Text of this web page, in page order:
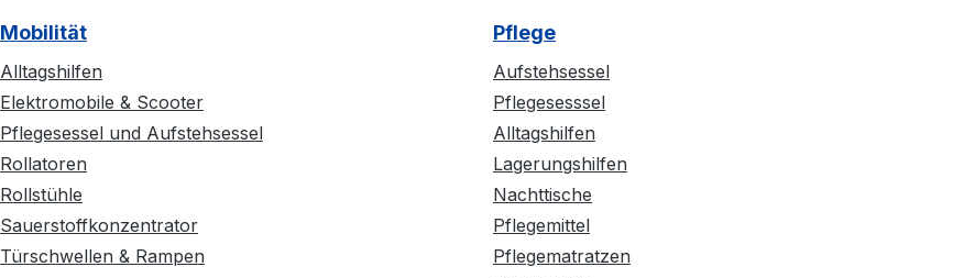
Mobilität
Alltagshilfen
Elektromobile & Scooter
Pflegesessel und Aufstehsessel
Rollatoren
Rollstühle
Sauerstoffkonzentrator
Türschwellen & Rampen
Pflege
Aufstehsessel
Pflegesesssel
Alltagshilfen
Lagerungshilfen
Nachttische
Pflegemittel
Pflegematratzen